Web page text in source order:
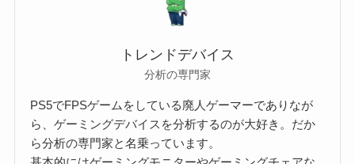
トレンドデバイス
分析の専門家
PS5でFPSゲームをしている廃人ゲーマーでありなが
ら、ゲーミングデバイスを分析するのが大好き。だか
ら分析の専門家と名乗っています。